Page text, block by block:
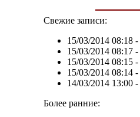
Свежие записи:
15/03/2014 08:18-
15/03/2014 08:17-
15/03/2014 08:15-
15/03/2014 08:14-
14/03/2014 13:00-
Более ранние: